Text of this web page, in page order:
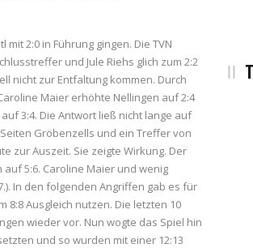
2:0 in Führung gingen. Die TVN
und Jule Riehs glich zum 2:2
nicht zur Entfaltung kommen. Durch
Maier erhöhte Nellingen auf 2:4
3:4. Die Antwort ließ nicht lange auf
Gröbenzells und ein Treffer von
zur Auszeit. Sie zeigte Wirkung. Der
5:6. Caroline Maier und wenig
In den folgenden Angriffen gab es für
8:8 Ausgleich nutzen. Die letzten 10
wieder vor. Nun wogte das Spiel hin
und so wurden mit einer 12:13